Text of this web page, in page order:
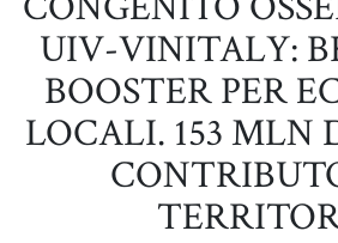
UIV-VINITALY:
BOOSTER PER
LOCALI. 153 MLN